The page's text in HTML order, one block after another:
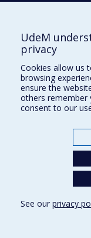
Supporting the
NEED HELP?
Sitemap
Report a problem
Accessiility
Our Departments and
Programs and Courses
UdeM
privacy
Cookies allow us
browsing
ensure the
others remember
consent to our
See our privacy